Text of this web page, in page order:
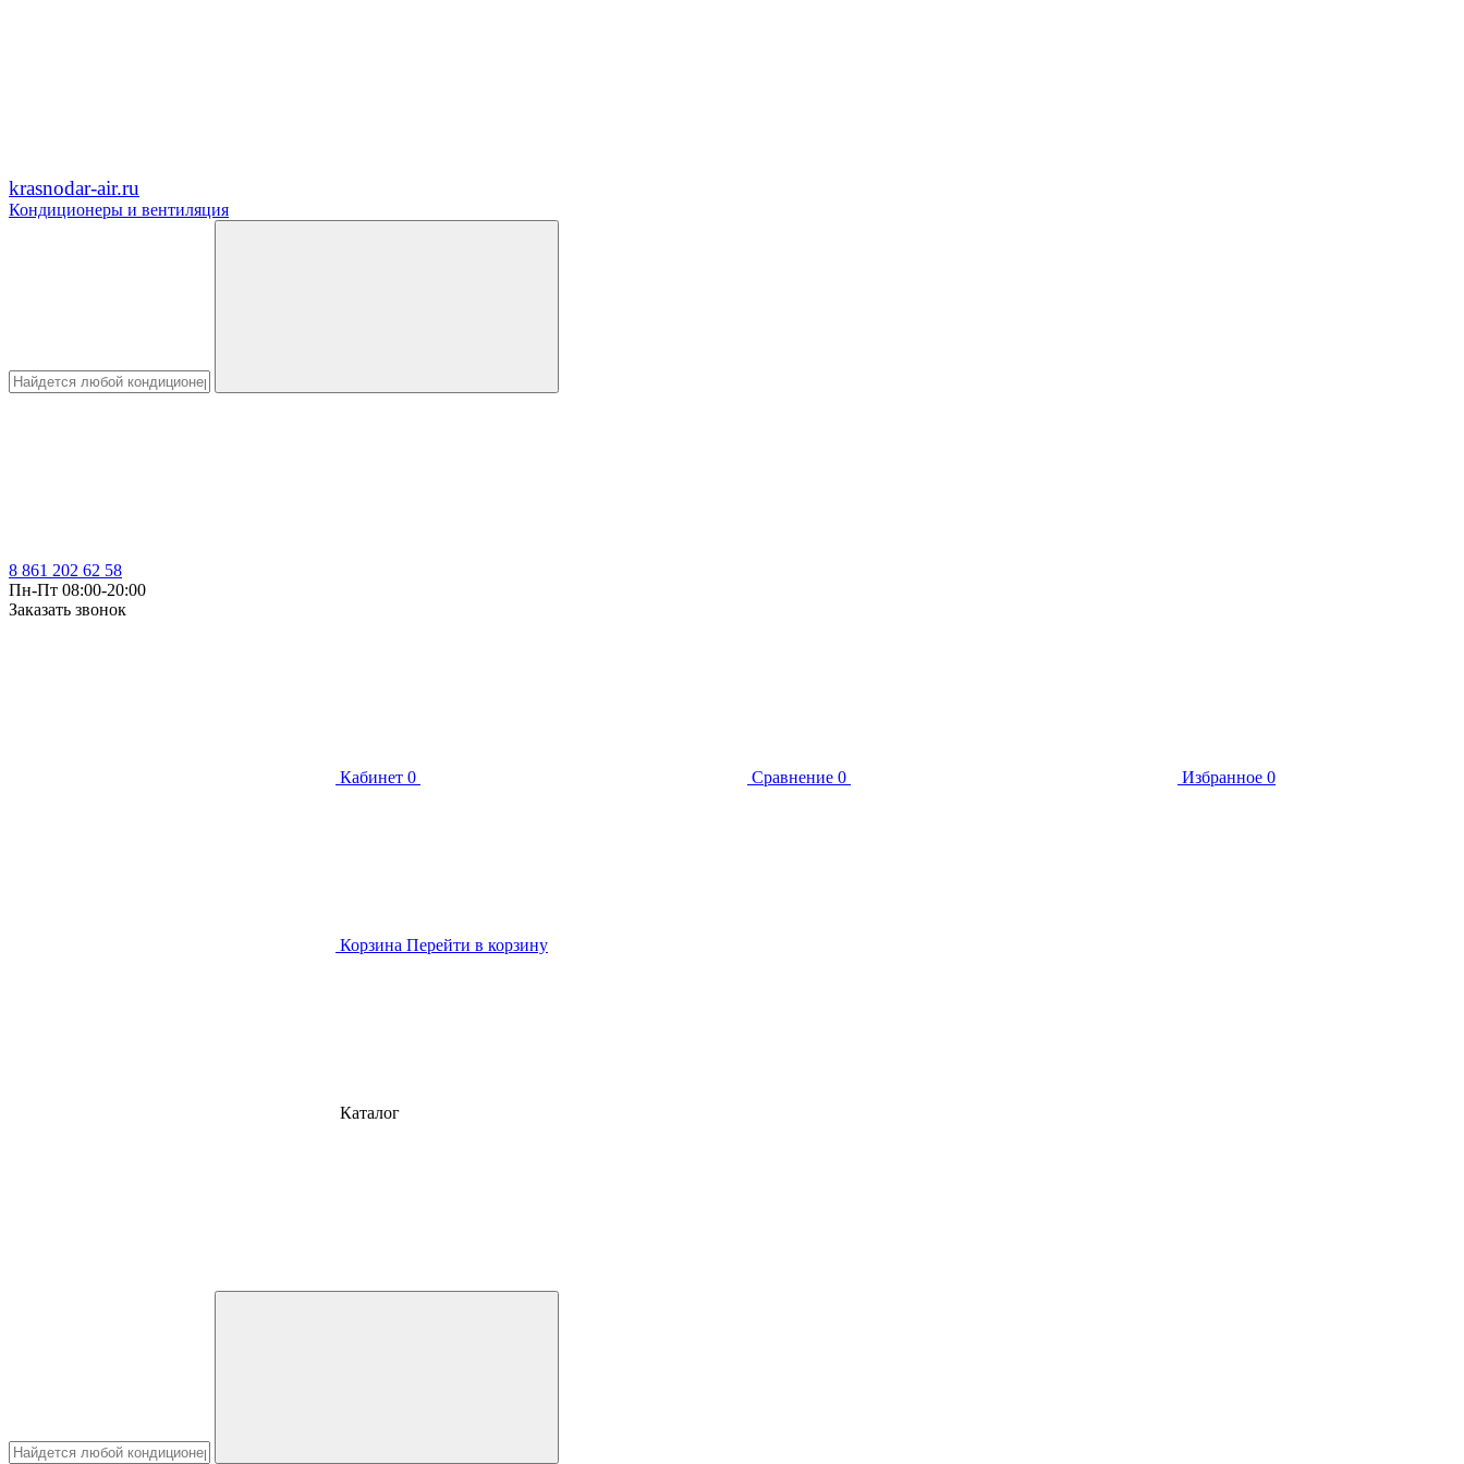
krasnodar-air.ru
Кондиционеры и вентиляция
8 861 202 62 58
Пн-Пт 08:00-20:00
Заказать звонок
Кабинет 0 Сравнение 0 Избранное 0
Корзина Перейти в корзину
Каталог